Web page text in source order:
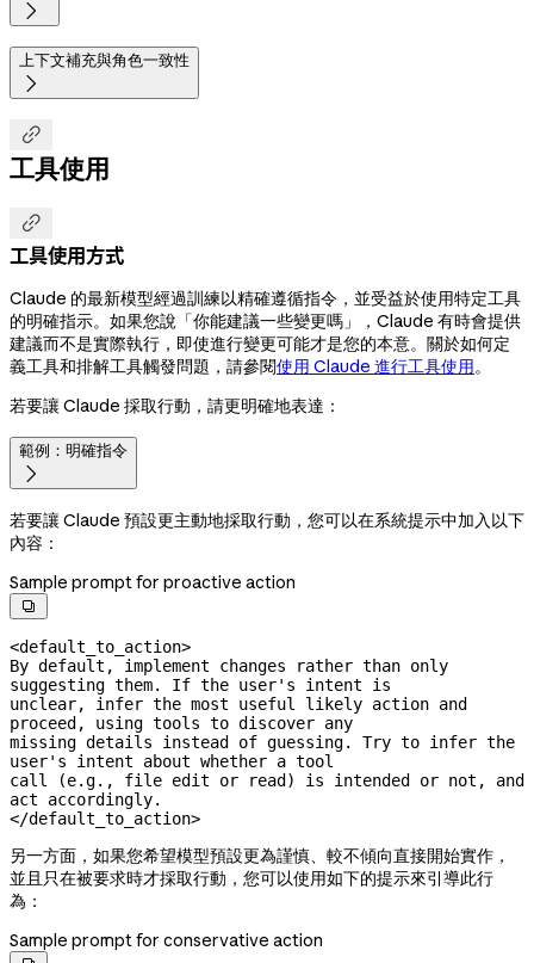

上下文補充與角色一致性


工具使用

工具使用方式
Claude 的最新模型經過訓練以精確遵循指令，並受益於使用特定工具
的明確指示。如果您說「你能建議一些變更嗎」，Claude 有時會提供
建議而不是實際執行，即使進行變更可能才是您的本意。關於如何定
義工具和排解工具觸發問題，請參閱使用 Claude 進行工具使用。
若要讓 Claude 採取行動，請更明確地表達：
範例：明確指令

若要讓 Claude 預設更主動地採取行動，您可以在系統提示中加入以下
內容：
Sample prompt for proactive action

<default_to_action>
By default, implement changes rather than only
suggesting them. If the user's intent is
unclear, infer the most useful likely action and
proceed, using tools to discover any
missing details instead of guessing. Try to infer the
user's intent about whether a tool
call (e.g., file edit or read) is intended or not, and
act accordingly.
</default_to_action>
另一方面，如果您希望模型預設更為謹慎、較不傾向直接開始實作，
並且只在被要求時才採取行動，您可以使用如下的提示來引導此行
為：
Sample prompt for conservative action